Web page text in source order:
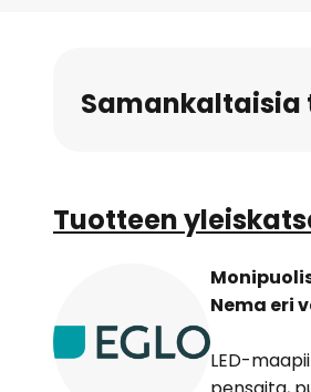
Tuotteen
Nema eri
LED-